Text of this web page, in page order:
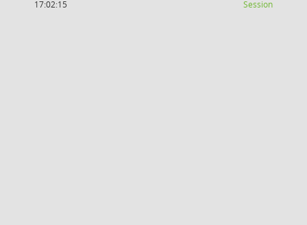
17:02:15
Session(Wird in